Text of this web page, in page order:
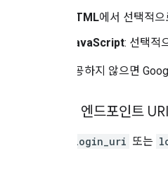
HTML에서 선택적으
JavaScript: 선택적
값을 제공하지 않으면
로그인 엔드포인트 URI
data-login_uri 또는